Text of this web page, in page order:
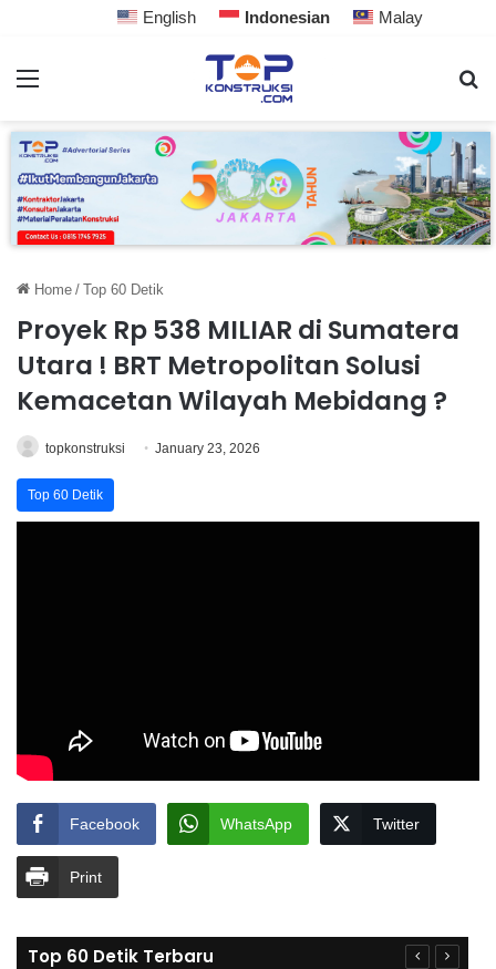
English Indonesian Malay
Home / Top 60 Detik
Proyek Rp 538 MILIAR di Sumatera
Utara ! BRT Metropolitan Solusi
Kemacetan Wilayah Mebidang ?
topkonstruksi January 23, 2026
Top 60 Detik
Facebook WhatsApp Twitter
Print
Top 60 Detik Terbaru